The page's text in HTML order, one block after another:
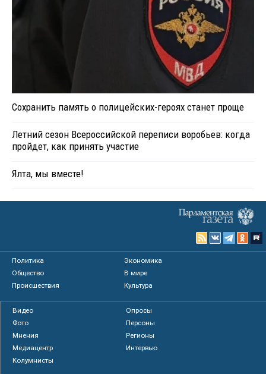
Сохранить память о полицейских-героях станет проще
Летний сезон Всероссийской переписи воробьев: когда
пройдет, как принять участие
Ялта, мы вместе!
Политика
Экономика
Общество
В мире
Происшествия
Культура
Видео
Опросы
Фото
Персоны
Мнения
Регионы
Медиацентр
Интервью
Колумнисты